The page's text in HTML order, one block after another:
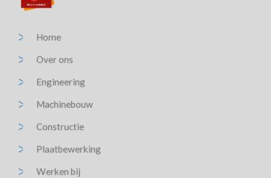
Home
Over ons
Engineering
Machinebouw
Constructie
Plaatbewerking
Werken bij